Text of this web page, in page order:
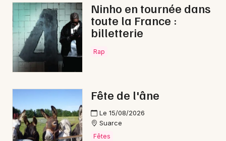
Expos
Sorties & loisirs
Nature dans le Territoire de Belfort
Nature en Bourgogne-Franche-Comté
Ninho en tournée dans
toute la France :
billetterie
Rap
Fête de l'âne
Le 15/08/2026
Suarce
Fêtes